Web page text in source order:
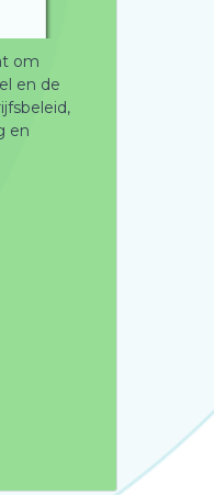
om
en de
en